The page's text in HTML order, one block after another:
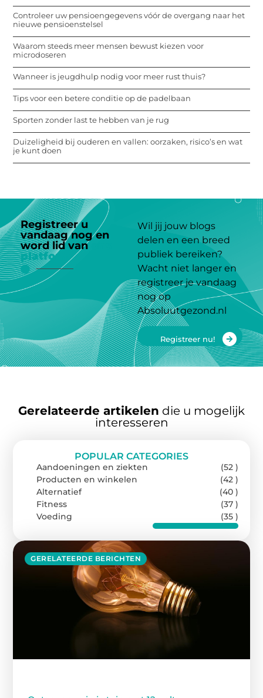
Controleer uw pensioengegevens vóór de overgang naar het
nieuwe pensioenstelsel
Waarom steeds meer mensen bewust kiezen voor
microdoseren
Wanneer is jeugdhulp nodig voor meer rust thuis?
Tips voor een betere conditie op de padelbaan
Sporten zonder last te hebben van je rug
Duizeligheid bij ouderen en vallen: oorzaken, risico’s en wat
je kunt doen
Registreer u
vandaag nog en
word lid van
platform
Wil jij jouw blogs
delen en een breed
publiek bereiken?
Wacht niet langer en
registreer je vandaag
nog op
Absoluutgezond.nl
Registreer nu!
Gerelateerde artikelen die u mogelijk
interesseren
GERELATEERDE BERICHTEN
POPULAR CATEGORIES
Aandoeningen en ziekten
(52 )
Producten en winkelen
(42 )
Alternatief
(40 )
Fitness
(37 )
Voeding
(35 )